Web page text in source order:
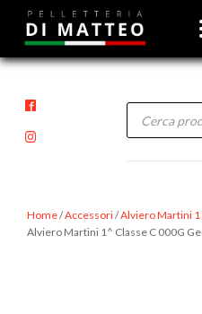
Products
Home/Accessori/Alviero Martini 1
Alviero Martini 1^ Classe C 000G